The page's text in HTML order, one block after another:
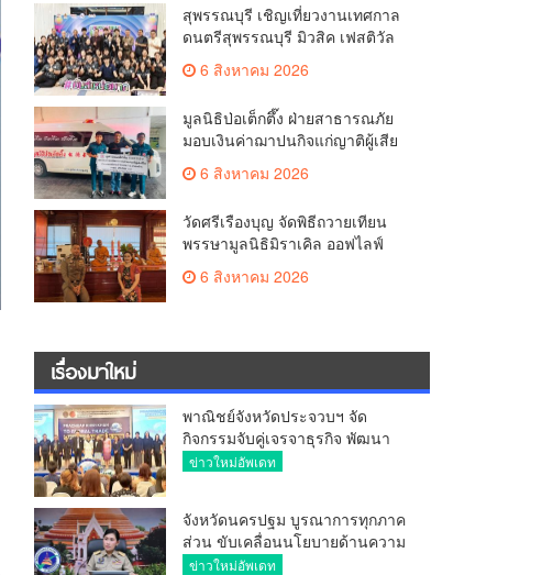
สุพรรณบุรี เชิญเที่ยวงานเทศกาล
ดนตรีสุพรรณบุรี มิวสิค เฟสติวัล
มันส์ เหน่อมาก
6 สิงหาคม 2026
มูลนิธิป่อเต็กตึ๊ง ฝ่ายสาธารณภัย
มอบเงินค่าฌาปนกิจแก่ญาติผู้เสีย
ชีวิต จากเหตุเพลิงไหม้ โรงเบียร์ ณ
ลาดพร้าว จำนวน 20,000 บาท
6 สิงหาคม 2026
วัดศรีเรืองบุญ จัดพิธีถวายเทียน
พรรษามูลนิธิมิราเคิล ออฟไลฟ์
ประจำปี 2569 พล.ต.ต.ศิริวัฒน์
ดีพอ ให้เกียรติเป็นประธาน
6 สิงหาคม 2026
เรื่องมาใหม่
พาณิชย์จังหวัดประจวบฯ จัด
กิจกรรมจับคู่เจรจาธุรกิจ พัฒนา
ศักยภาพ ผู้ประกอบการ ขยายช่อง
ข่าวใหม่อัพเดท
จังหวัดนครปฐม บูรณาการทุกภาค
ส่วน ขับเคลื่อนนโยบายด้านความ
มั่นคง ยกระดับการป้องกัน
ข่าวใหม่อัพเดท